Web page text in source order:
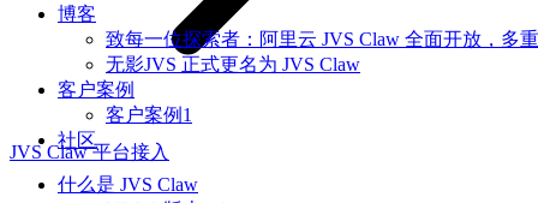
博客
致每一位探索者：阿里云 JVS Claw 全面开放，多
无影JVS 正式更名为 JVS Claw
客户案例
客户案例1
社区
什么是 JVS Claw
JVS Claw 平台接入